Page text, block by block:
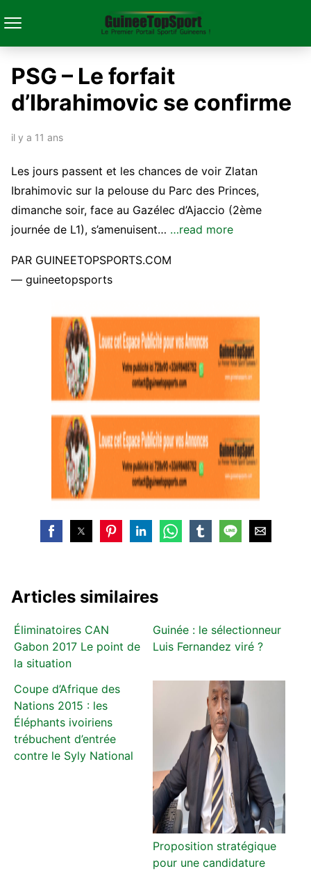
PSG – Le forfait
d’Ibrahimovic se confirme
il y a 11 ans
Les jours passent et les chances de voir Zlatan
Ibrahimovic sur la pelouse du Parc des Princes,
dimanche soir, face au Gazélec d’Ajaccio (2ème
journée de L1), s’amenuisent… …read more
PAR GUINEETOPSPORTS.COM
— guineetopsports
Articles similaires
Éliminatoires CAN
Gabon 2017 Le point de
la situation
Guinée : le sélectionneur
Luis Fernandez viré ?
Coupe d’Afrique des
Nations 2015 : les
Éléphants ivoiriens
trébuchent d’entrée
contre le Syly National
Proposition stratégique
pour une candidature